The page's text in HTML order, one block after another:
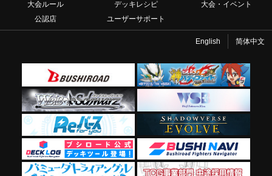
大会ルール
デッキレシピ
大会・イベント
公認店
ユーザーサポート
English 简体中文